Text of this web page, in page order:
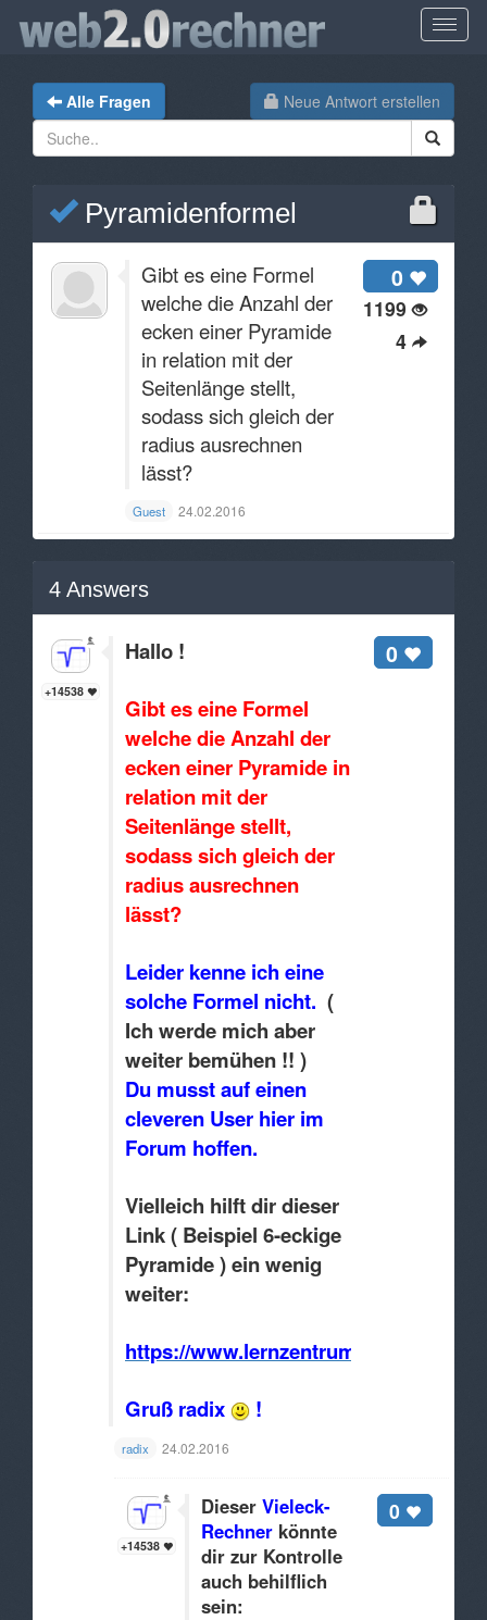
Neue Antwort erstellen
Alle Fragen
Pyramidenformel
0
1199
4
Gibt es eine Formel
welche die Anzahl der
ecken einer Pyramide
in relation mit der
Seitenlänge stellt,
sodass sich gleich der
radius ausrechnen
lässt?
Guest 24.02.2016
4 Answers
+14538
0
Hallo !
Gibt es eine Formel
welche die Anzahl der
ecken einer Pyramide in
relation mit der
Seitenlänge stellt,
sodass sich gleich der
radius ausrechnen
lässt?
Leider kenne ich eine
solche Formel nicht. (
Ich werde mich aber
weiter bemühen !! )
Du musst auf einen
cleveren User hier im
Forum hoffen.
Vielleich hilft dir dieser
Link ( Beispiel 6-eckige
Pyramide ) ein wenig
weiter:
https://www.lernzentrum.de/
Gruß radix
!
radix 24.02.2016
+14538
0
Dieser Vieleck-
Rechner könnte
dir zur Kontrolle
auch behilflich
sein: